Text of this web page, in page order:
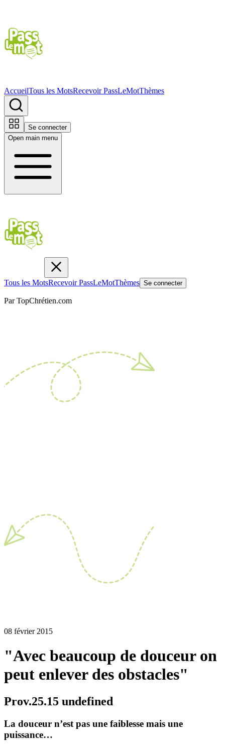
AccueilTous les MotsRecevoir PassLeMotThèmes
Se connecter
Open main menu
Tous les MotsRecevoir PassLeMotThèmes Se connecter
Par TopChrétien.com
08 février 2015
"Avec beaucoup de douceur on
peut enlever des obstacles"
Prov.25.15 undefined
La douceur n’est pas une faiblesse mais une
puissance…